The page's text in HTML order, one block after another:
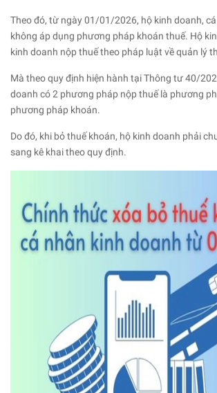
Theo đó, từ ngày 01/01/2026, hộ kinh doanh,
không áp dụng phương pháp khoán thuế. Hộ
kinh doanh nộp thuế theo pháp luật về quản lý
Mà theo quy định hiện hành tại Thông tư 40/
doanh có 2 phương pháp nộp thuế là phương
phương pháp khoán.
Do đó, khi bỏ thuế khoán, hộ kinh doanh phải
sang kê khai theo quy định.